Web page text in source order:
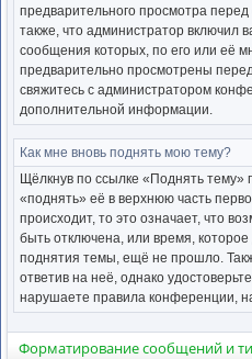
предварительного просмотра
также, что администратор включил
сообщения которых, по его или её
предварительно просмотрены
свяжитесь с администратором
дополнительной информации.
Как мне вновь поднять мою тему?
Щёлкнув по ссылке «Поднять
«поднять» её в верхнюю часть
происходит, то это означает, что
быть отключена, или время,
поднятия темы, ещё не прошло.
ответив на неё, однако
нарушаете правила конференции,
Форматирование сообщений и